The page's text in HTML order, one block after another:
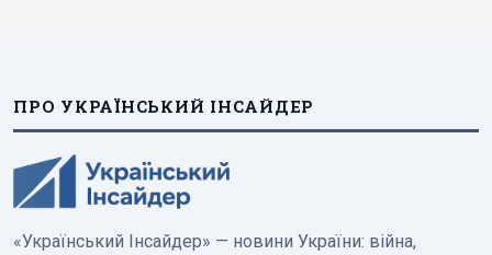
ПРО УКРАЇНСЬКИЙ ІНСАЙДЕР
«Український Інсайдер» — новини України: війна,